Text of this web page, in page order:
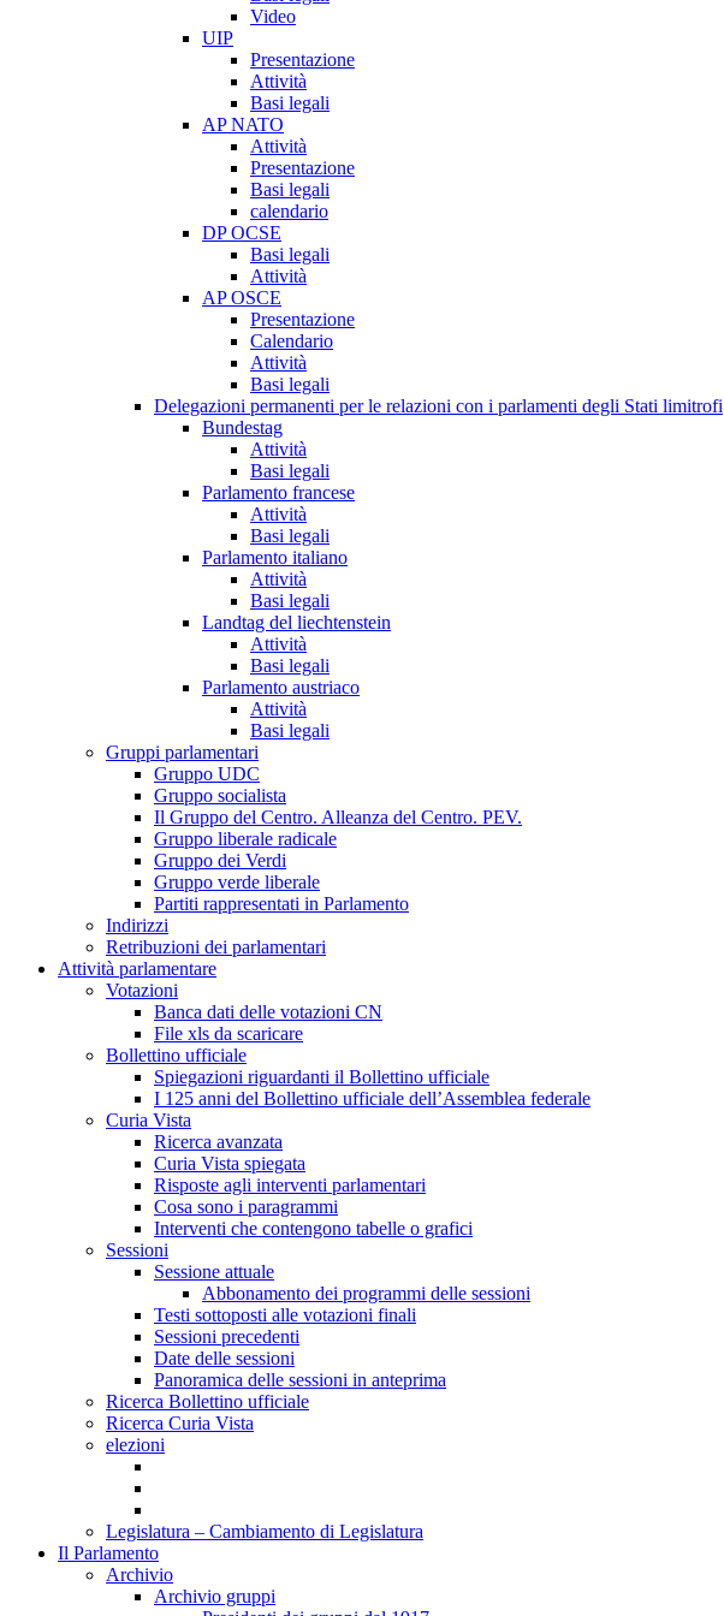
Video
UIP
Presentazione
Attività
Basi legali
AP NATO
Attività
Presentazione
Basi legali
calendario
DP OCSE
Basi legali
Attività
AP OSCE
Presentazione
Calendario
Attività
Basi legali
Delegazioni permanenti per le relazioni con i parlamenti degli Stati limitrofi
Bundestag
Attività
Basi legali
Parlamento francese
Attività
Basi legali
Parlamento italiano
Attività
Basi legali
Landtag del liechtenstein
Attività
Basi legali
Parlamento austriaco
Attività
Basi legali
Gruppi parlamentari
Gruppo UDC
Gruppo socialista
Il Gruppo del Centro. Alleanza del Centro. PEV.
Gruppo liberale radicale
Gruppo dei Verdi
Gruppo verde liberale
Partiti rappresentati in Parlamento
Indirizzi
Retribuzioni dei parlamentari
Attività parlamentare
Votazioni
Banca dati delle votazioni CN
File xls da scaricare
Bollettino ufficiale
Spiegazioni riguardanti il Bollettino ufficiale
I 125 anni del Bollettino ufficiale dell’Assemblea federale
Curia Vista
Ricerca avanzata
Curia Vista spiegata
Risposte agli interventi parlamentari
Cosa sono i paragrammi
Interventi che contengono tabelle o grafici
Sessioni
Sessione attuale
Abbonamento dei programmi delle sessioni
Testi sottoposti alle votazioni finali
Sessioni precedenti
Date delle sessioni
Panoramica delle sessioni in anteprima
Ricerca Bollettino ufficiale
Ricerca Curia Vista
elezioni
Legislatura – Cambiamento di Legislatura
Il Parlamento
Archivio
Archivio gruppi